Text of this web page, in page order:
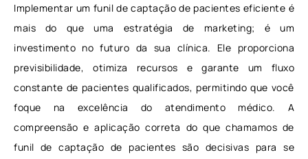
Implementar um funil de captação de pacientes eficiente é
mais do que uma estratégia de marketing; é um
investimento no futuro da sua clínica. Ele proporciona
previsibilidade, otimiza recursos e garante um fluxo
constante de pacientes qualificados, permitindo que você
foque na excelência do atendimento médico. A
compreensão e aplicação correta do que chamamos de
funil de captação de pacientes são decisivas para se